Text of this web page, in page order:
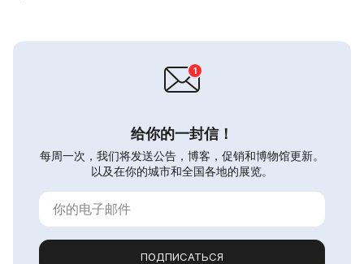
给你的一封信！
每周一次，我们将发送公告，博客，促销和博物馆更新。
以及在你的城市和全国各地的展览。
ПОДПИСАТЬСЯ